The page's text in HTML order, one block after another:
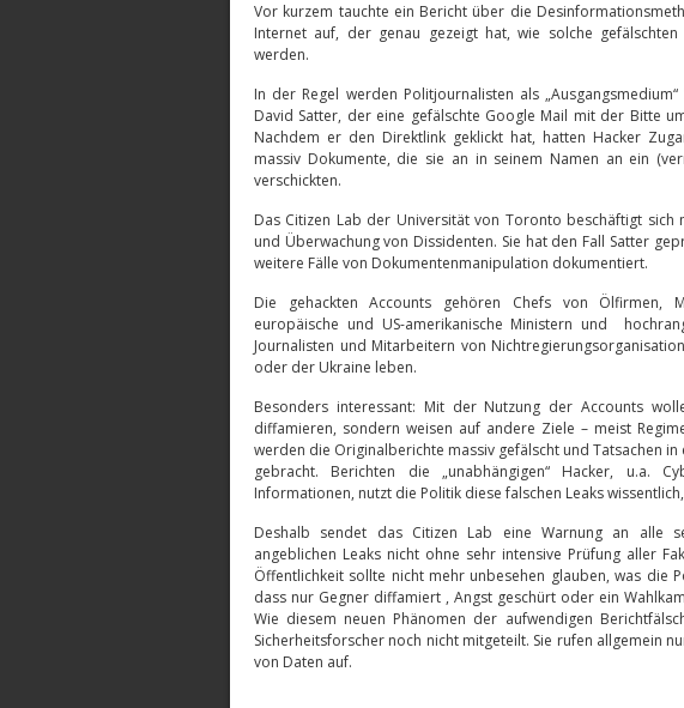
Vor kurzem tauchte ein Bericht über die
Internet auf, der genau gezeigt hat, wie solche
werden.
In der Regel werden Politjournalisten als
David Satter, der eine gefälschte Google Mail mit der Bitte
Nachdem er den Direktlink geklickt hat, hatten Hacker
massiv Dokumente, die sie an in seinem Namen an ein
verschickten.
Das Citizen Lab der Universität von Toronto beschäftigt
und Überwachung von Dissidenten. Sie hat den Fall Satter
weitere Fälle von Dokumentenmanipulation dokumentiert.
Die gehackten Accounts gehören Chefs von Ölfirmen,
europäische und US-amerikanische Ministern und
Journalisten und Mitarbeitern von
oder der Ukraine leben.
Besonders interessant: Mit der Nutzung der Accounts
diffamieren, sondern weisen auf andere Ziele – meist
werden die Originalberichte massiv gefälscht und Tatsachen
gebracht. Berichten die „unabhängigen“ Hacker, u.a.
Informationen, nutzt die Politik diese falschen Leaks
Deshalb sendet das Citizen Lab eine Warnung an alle
angeblichen Leaks nicht ohne sehr intensive Prüfung aller
Öffentlichkeit sollte nicht mehr unbesehen glauben, was die
dass nur Gegner diffamiert , Angst geschürt oder ein
Wie diesem neuen Phänomen der aufwendigen
Sicherheitsforscher noch nicht mitgeteilt. Sie rufen allgemein
von Daten auf.